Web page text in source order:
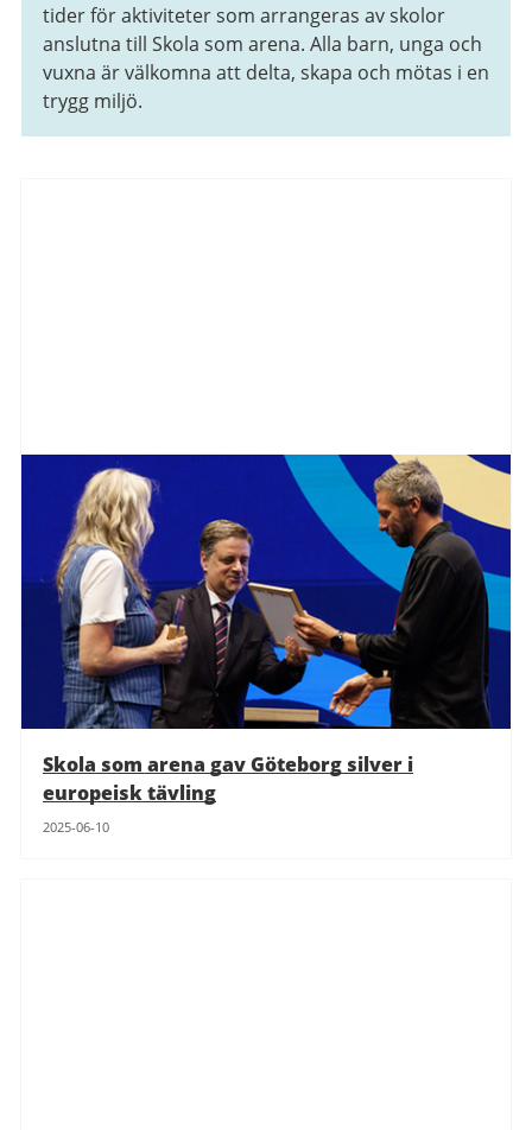
tider för aktiviteter som arrangeras av skolor
anslutna till Skola som arena. Alla barn, unga och
vuxna är välkomna att delta, skapa och mötas i en
trygg miljö.
Skola som arena gav Göteborg silver i
europeisk tävling
2025-06-10